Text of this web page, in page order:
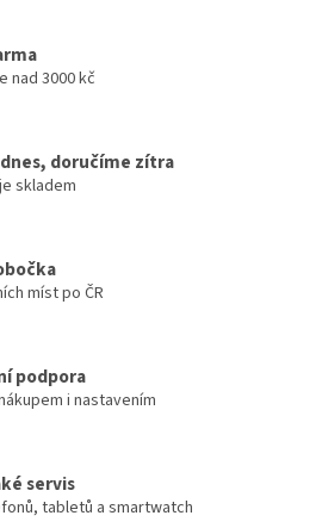
nad 3000 kč
doručíme zítra
skladem
míst po ČR
podpora
i nastavením
servis
tabletů a smartwatch